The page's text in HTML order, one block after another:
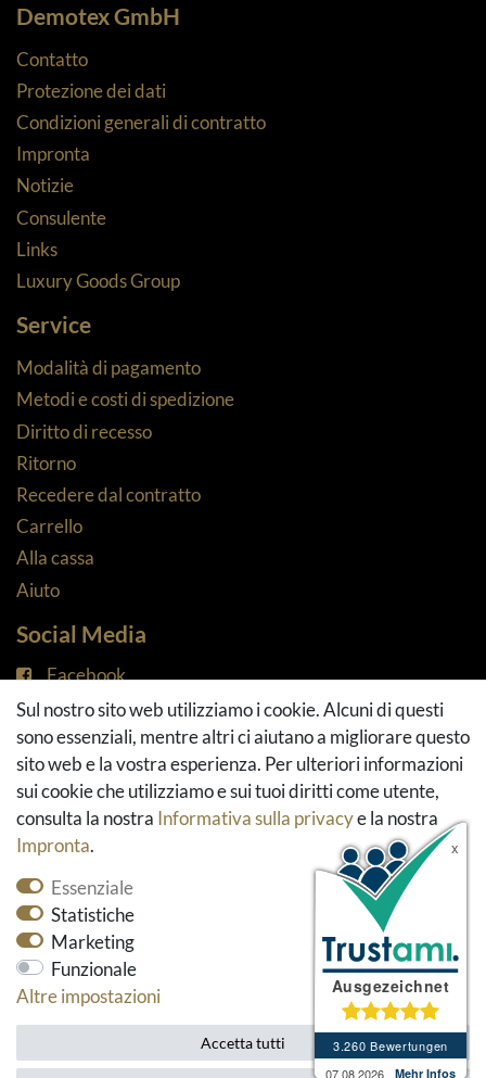
Demotex GmbH
Contatto
Protezione dei dati
Condizioni generali di contratto
Impronta
Notizie
Consulente
Links
Luxury Goods Group
Service
Modalità di pagamento
Metodi e costi di spedizione
Diritto di recesso
Ritorno
Recedere dal contratto
Carrello
Alla cassa
Aiuto
Social Media
Facebook
Instagram
Pinterest
Youtube
Houzz
* Tutti i prezzi includono l'imposta sul valore
aggiunto ed escludono le spese di spedizione.
Sul nostro sito web utilizziamo i cookie. Alcuni di questi
sono essenziali, mentre altri ci aiutano a migliorare questo
sito web e la vostra esperienza. Per ulteriori informazioni
sui cookie che utilizziamo e sui tuoi diritti come utente,
consulta la nostra Informativa sulla privacye la nostra
Impronta.
Essenziale
Statistiche
Marketing
Funzionale
Altre impostazioni
Accetta tutti